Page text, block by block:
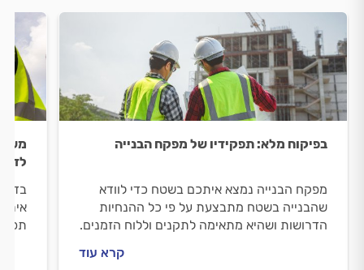
בפיקוח מלא: תפקידיו של מפקח הבנייה
מפקח הבנייה נמצא איתכם בשטח כדי לוודא
שהבנייה בשטח מתבצעת על פי כל ההנחיות
הדרושות ושהיא מתאימה לתקנים וללוח הזמנים.
הראשונים כמו ליווי בזמן חוזה ההתקשרות
קרא עוד